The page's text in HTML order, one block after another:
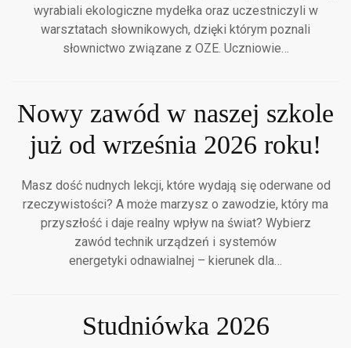
wyrabiali ekologiczne mydełka oraz uczestniczyli w
warsztatach słownikowych, dzięki którym poznali
słownictwo związane z OZE. Uczniowie…
Nowy zawód w naszej szkole
już od września 2026 roku!
Masz dość nudnych lekcji, które wydają się oderwane od
rzeczywistości? A może marzysz o zawodzie, który ma
przyszłość i daje realny wpływ na świat? Wybierz
zawód technik urządzeń i systemów
energetyki odnawialnej – kierunek dla…
Studniówka 2026